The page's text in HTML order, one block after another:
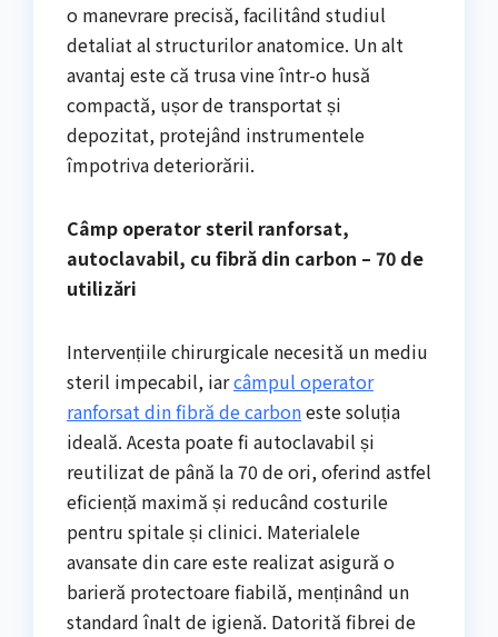
o manevrare precisă, facilitând studiul
detaliat al structurilor anatomice. Un alt
avantaj este că trusa vine într-o husă
compactă, ușor de transportat și
depozitat, protejând instrumentele
împotriva deteriorării.
Câmp operator steril ranforsat,
autoclavabil, cu fibră din carbon – 70 de
utilizări
Intervențiile chirurgicale necesită un mediu
steril impecabil, iarcâmpul operator
ranforsat din fibră de carboneste soluția
ideală. Acesta poate fi autoclavabil și
reutilizat de până la 70 de ori, oferind astfel
eficiență maximă și reducând costurile
pentru spitale și clinici. Materialele
avansate din care este realizat asigură o
barieră protectoare fiabilă, menținând un
standard înalt de igienă. Datorită fibrei de